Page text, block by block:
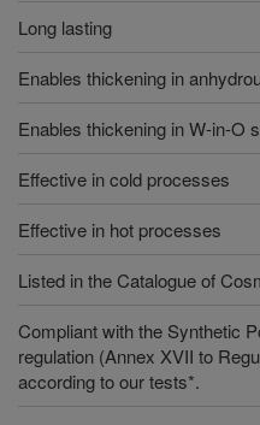
Long lasting
Enables thickening in
Enables thickening in W-in-O
Effective in cold processes
Effective in hot processes
Listed in the Catalogue of
Compliant with the Synthetic
regulation (Annex XVII to
according to our tests*.